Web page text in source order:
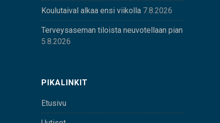
Koulutaival alkaa ensi viikolla 7.8.2026
Terveysaseman tiloista neuvotellaan pian
5.8.2026
PIKALINKIT
Etusivu